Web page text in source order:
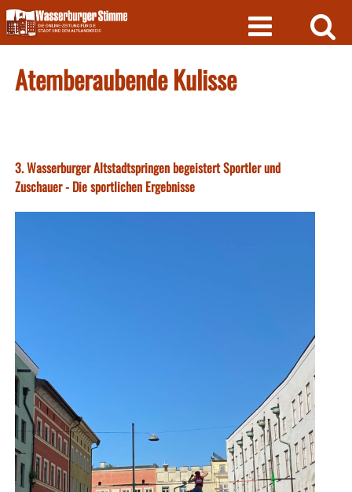
Skip
to
content
Atemberaubende Kulisse
3. Wasserburger Altstadtspringen begeistert Sportler und
Zuschauer - Die sportlichen Ergebnisse